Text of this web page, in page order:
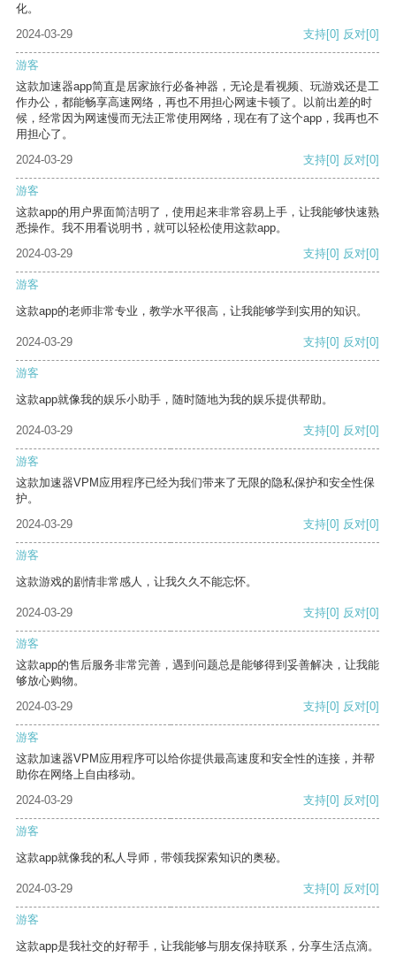
化。
2024-03-29
支持[0] 反对[0]
游客
这款加速器app简直是居家旅行必备神器，无论是看视频、玩游戏还是工
作办公，都能畅享高速网络，再也不用担心网速卡顿了。以前出差的时
候，经常因为网速慢而无法正常使用网络，现在有了这个app，我再也不
用担心了。
2024-03-29
支持[0] 反对[0]
游客
这款app的用户界面简洁明了，使用起来非常容易上手，让我能够快速熟
悉操作。我不用看说明书，就可以轻松使用这款app。
2024-03-29
支持[0] 反对[0]
游客
这款app的老师非常专业，教学水平很高，让我能够学到实用的知识。
2024-03-29 支持[0] 反对[0]
游客
这款app就像我的娱乐小助手，随时随地为我的娱乐提供帮助。
2024-03-29 支持[0] 反对[0]
游客
这款加速器VPM应用程序已经为我们带来了无限的隐私保护和安全性保
护。
2024-03-29
支持[0] 反对[0]
游客
这款游戏的剧情非常感人，让我久久不能忘怀。
2024-03-29 支持[0] 反对[0]
游客
这款app的售后服务非常完善，遇到问题总是能够得到妥善解决，让我能
够放心购物。
2024-03-29
支持[0] 反对[0]
游客
这款加速器VPM应用程序可以给你提供最高速度和安全性的连接，并帮
助你在网络上自由移动。
2024-03-29
支持[0] 反对[0]
游客
这款app就像我的私人导师，带领我探索知识的奥秘。
2024-03-29 支持[0] 反对[0]
游客
这款app是我社交的好帮手，让我能够与朋友保持联系，分享生活点滴。